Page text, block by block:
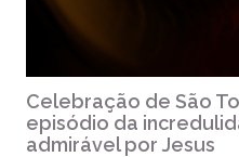
Celebração de São
episódio da
admirável por Jesus